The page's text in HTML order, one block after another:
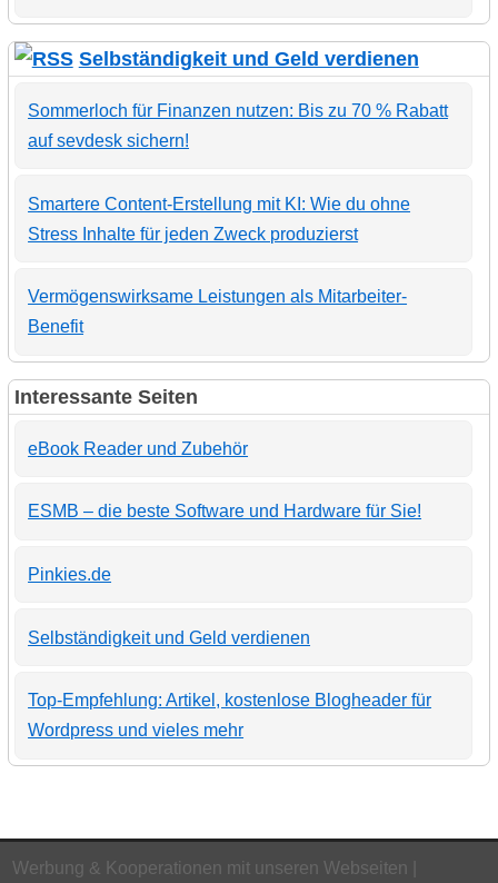
Selbständigkeit und Geld verdienen
Sommerloch für Finanzen nutzen: Bis zu 70 % Rabatt
auf sevdesk sichern!
Smartere Content-Erstellung mit KI: Wie du ohne
Stress Inhalte für jeden Zweck produzierst
Vermögenswirksame Leistungen als Mitarbeiter-
Benefit
Interessante Seiten
eBook Reader und Zubehör
ESMB – die beste Software und Hardware für Sie!
Pinkies.de
Selbständigkeit und Geld verdienen
Top-Empfehlung: Artikel, kostenlose Blogheader für
Wordpress und vieles mehr
Werbung & Kooperationen mit unseren Webseiten